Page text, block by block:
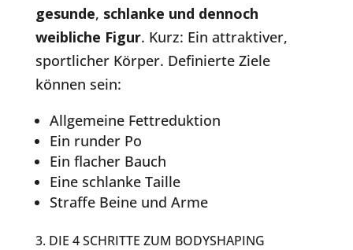
gesunde, schlanke und dennoch
weibliche Figur. Kurz: Ein attraktiver,
sportlicher Körper. Definierte Ziele
können sein:
Allgemeine Fettreduktion
Ein runder Po
Ein flacher Bauch
Eine schlanke Taille
Straffe Beine und Arme
3. DIE 4 SCHRITTE ZUM BODYSHAPING